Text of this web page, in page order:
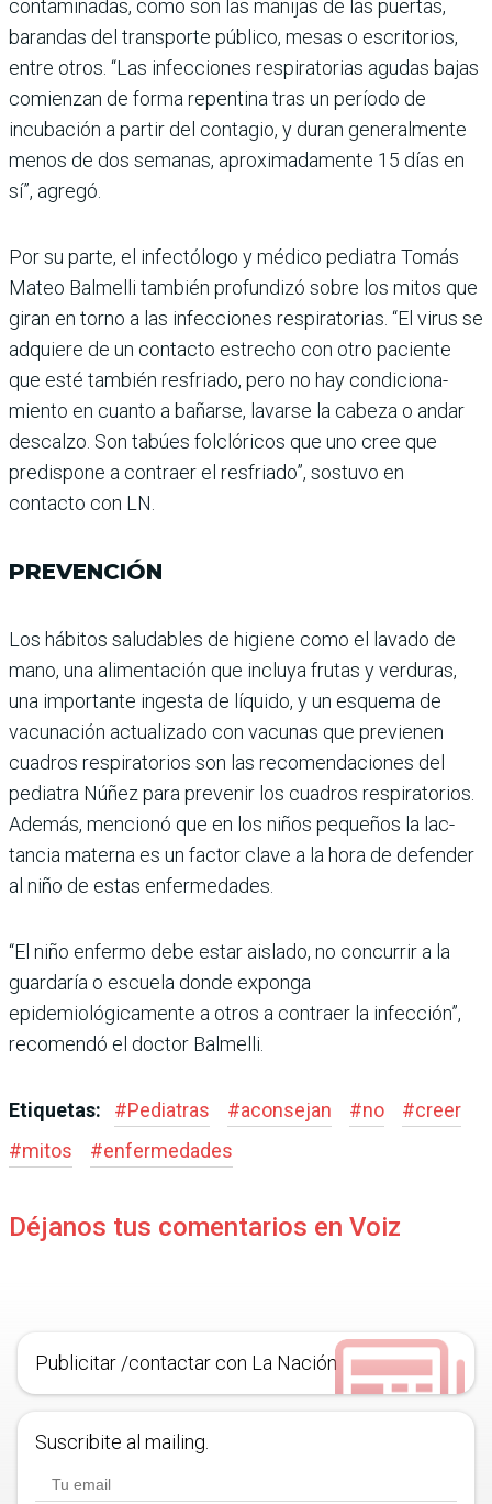
contaminadas, como son las manijas de las puertas,
baran­das del transporte público, mesas o escritorios,
entre otros. “Las infecciones respi­ratorias agudas bajas
comien­zan de forma repentina tras un período de
incubación a partir del contagio, y duran general­mente
menos de dos semanas, aproximadamente 15 días en
sí”, agregó.
Por su parte, el infectólogo y médico pediatra Tomás
Mateo Balmelli también profundizó sobre los mitos que
giran en torno a las infecciones respira­torias. “El virus se
adquiere de un contacto estrecho con otro paciente
que esté también res­friado, pero no hay condiciona­
miento en cuanto a bañarse, lavarse la cabeza o andar
des­calzo. Son tabúes folclóricos que uno cree que
predispone a contraer el resfriado”, sos­tuvo en
contacto con LN.
PREVENCIÓN
Los hábitos saludables de higiene como el lavado de
mano, una alimentación que incluya frutas y verduras,
una importante ingesta de líquido, y un esquema de
vacunación actualizado con vacunas que previenen
cuadros respirato­rios son las recomendaciones del
pediatra Núñez para pre­venir los cuadros respirato­rios.
Además, mencionó que en los niños pequeños la lac­
tancia materna es un factor clave a la hora de defender
al niño de estas enfermedades.
“El niño enfermo debe estar aislado, no concurrir a la
guar­daría o escuela donde exponga
epidemiológicamente a otros a contraer la infección”,
reco­mendó el doctor Balmelli.
Etiquetas: #Pediatras #aconsejan #no #creer
#mitos #enfermedades
Déjanos tus comentarios en Voiz
Publicitar /contactar con La Nación
Suscribite al mailing.